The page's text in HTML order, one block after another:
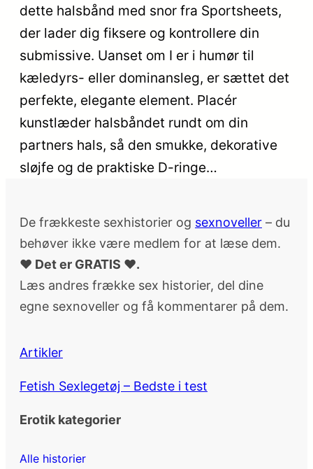
dette halsbånd med snor fra Sportsheets,
der lader dig fiksere og kontrollere din
submissive. Uanset om I er i humør til
kæledyrs- eller dominansleg, er sættet det
perfekte, elegante element. Placér
kunstlæder halsbåndet rundt om din
partners hals, så den smukke, dekorative
sløjfe og de praktiske D-ringe…
De frækkeste sexhistorier og sexnoveller – du
behøver ikke være medlem for at læse dem.
♥ Det er GRATIS ♥.
Læs andres frække sex historier, del dine
egne sexnoveller og få kommentarer på dem.
Artikler
Fetish Sexlegetøj – Bedste i test
Erotik kategorier
Alle historier